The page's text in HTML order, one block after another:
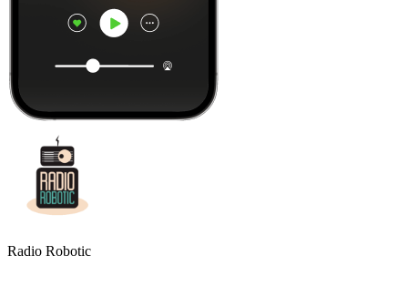
Radio Robotic